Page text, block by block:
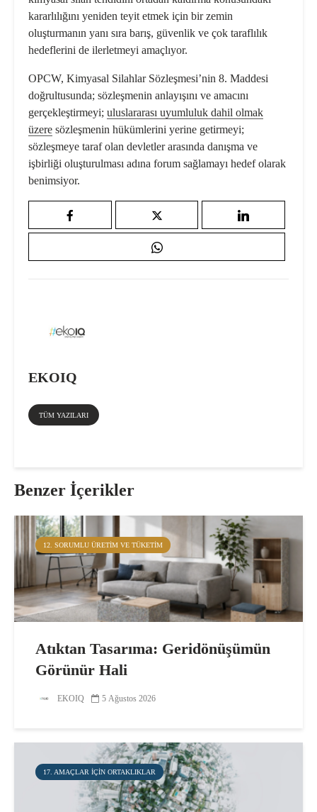
kararlılığını yeniden teyit etmek için bir zemin
oluşturmanın yanı sıra barış, güvenlik ve çok taraflılık
hedeflerini de ilerletmeyi amaçlıyor.
OPCW, Kimyasal Silahlar Sözleşmesi’nin 8. Maddesi
doğrultusunda; sözleşmenin anlayışını ve amacını
gerçekleştirmeyi; uluslararası uyumluluk dahil olmak
üzere sözleşmenin hükümlerini yerine getirmeyi;
sözleşmeye taraf olan devletler arasında danışma ve
işbirliği oluşturulması adına forum sağlamayı hedef olarak
benimsiyor.
EKOIQ
TÜM YAZILARI
Benzer İçerikler
12. SORUMLU ÜRETIM VE TÜKETIM
Atıktan Tasarıma: Geridönüşümün
Görünür Hali
EKOIQ 5 Ağustos 2026
17. AMAÇLAR IÇIN ORTAKLIKLAR